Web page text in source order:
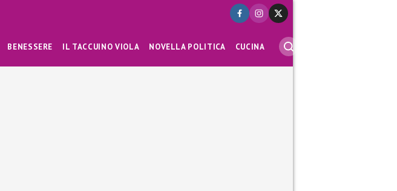
BENESSERE IL TACCUINO VIOLA NOVELLA POLITICA CUCINA